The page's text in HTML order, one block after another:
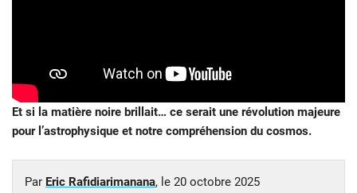
Et si la matière noire brillait… ce serait une révolution majeure
pour l’astrophysique et notre compréhension du cosmos.
Par Eric Rafidiarimanana, le 20 octobre 2025